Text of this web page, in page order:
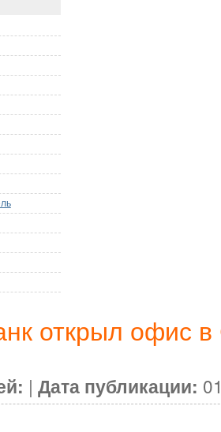
открыл офис в
| Дата публикации: